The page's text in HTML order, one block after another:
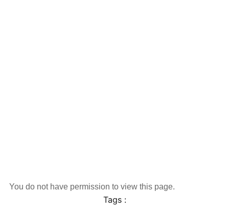
You do not have permission to view this page.
Tags :